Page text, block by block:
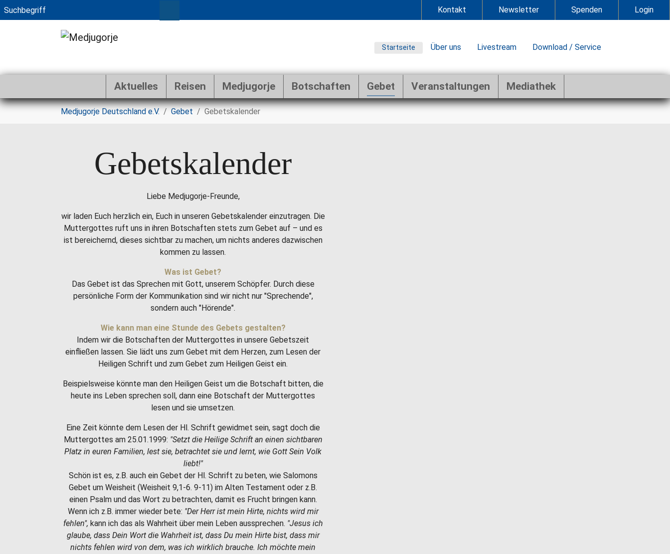
Zum Hauptinhalt springen
Kontakt Newsletter Spenden Login
Startseite Über uns Livestream Download / Service
Aktuelles Reisen Medjugorje Botschaften Gebet Veranstaltungen Mediathek
Sie sind hier:
Medjugorje Deutschland e.V. Gebet Gebetskalender
Gebetskalender
Liebe Medjugorje-Freunde,
wir laden Euch herzlich ein, Euch in unseren Gebetskalender einzutragen. Die
Muttergottes ruft uns in ihren Botschaften stets zum Gebet auf – und es
ist bereichernd, dieses sichtbar zu machen, um nichts anderes dazwischen
kommen zu lassen.
Was ist Gebet?
Das Gebet ist das Sprechen mit Gott, unserem Schöpfer. Durch diese
persönliche Form der Kommunikation sind wir nicht nur "Sprechende",
sondern auch "Hörende".
Wie kann man eine Stunde des Gebets gestalten?
Indem wir die Botschaften der Muttergottes in unsere Gebetszeit
einfließen lassen. Sie lädt uns zum Gebet mit dem Herzen, zum Lesen der
Heiligen Schrift und zum Gebet zum Heiligen Geist ein.
Beispielsweise könnte man den Heiligen Geist um die Botschaft bitten, die
heute ins Leben sprechen soll, dann eine Botschaft der Muttergottes
lesen und sie umsetzen.
Eine Zeit könnte dem Lesen der Hl. Schrift gewidmet sein, sagt doch die
Muttergottes am 25.01.1999: "Setzt die Heilige Schrift an einen sichtbaren
Platz in euren Familien, lest sie, betrachtet sie und lernt, wie Gott Sein Volk
liebt!"
Schön ist es, z.B. auch ein Gebet der Hl. Schrift zu beten, wie Salomons
Gebet um Weisheit (Weisheit 9,1-6. 9-11) im Alten Testament oder z.B.
einen Psalm und das Wort zu betrachten, damit es Frucht bringen kann.
Wenn ich z.B. immer wieder bete: "Der Herr ist mein Hirte, nichts wird mir
fehlen", kann ich das als Wahrheit über mein Leben aussprechen. "Jesus ich
glaube, dass Dein Wort die Wahrheit ist, dass Du mein Hirte bist, dass mir
nichts fehlen wird von dem, was ich wirklich brauche. Ich möchte mein